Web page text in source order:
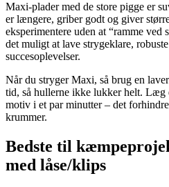
Maxi-plader med de store pigge er
er længere, griber godt og giver
eksperimentere uden at “ramme
det muligt at lave strygeklare,
succesoplevelser.
Når du stryger Maxi, så brug en
tid, så hullerne ikke lukker helt. Læg
motiv i et par minutter – det
krummer.
Bedste til
med låse/klips